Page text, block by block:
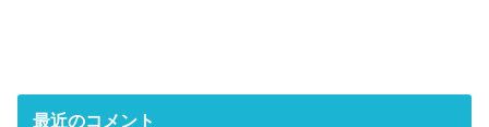
最近のコメント